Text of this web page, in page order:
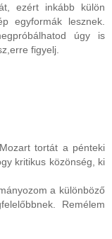
ezért inkább külön
egyformák lesznek.
úgy is
figyelj.
tortát a pénteki
kritikus közönség, ki
a különböző
Remélem